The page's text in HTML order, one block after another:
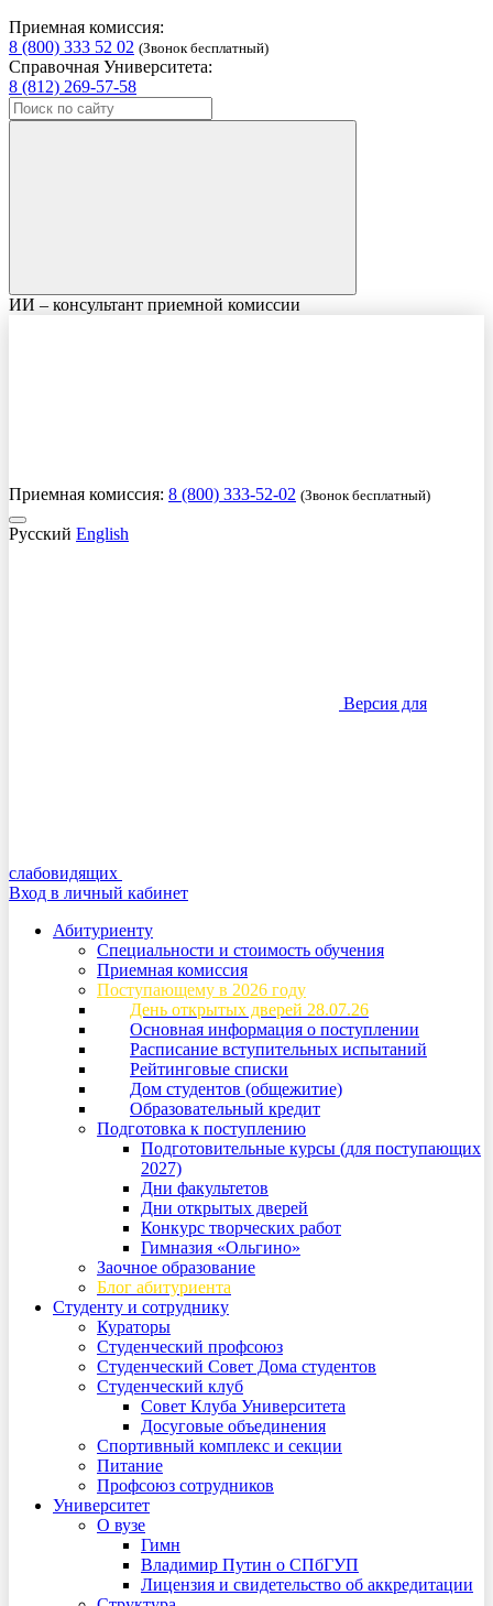
Приемная комиссия:
8 (800) 333 52 02 (Звонок бесплатный)
Справочная Университета:
8 (812) 269-57-58
ИИ – консультант приемной комиссии
Приемная комиссия: 8 (800) 333-52-02 (Звонок бесплатный)
Русский English
Версия для
слабовидящих
Вход в личный кабинет
Абитуриенту
Специальности и стоимость обучения
Приемная комиссия
Поступающему в 2026 году
День открытых дверей 28.07.26
Основная информация о поступлении
Расписание вступительных испытаний
Рейтинговые списки
Дом студентов (общежитие)
Образовательный кредит
Подготовка к поступлению
Подготовительные курсы (для поступающих
2027)
Дни факультетов
Дни открытых дверей
Конкурс творческих работ
Гимназия «Ольгино»
Заочное образование
Блог абитуриента
Студенту и сотруднику
Кураторы
Студенческий профсоюз
Студенческий Совет Дома студентов
Студенческий клуб
Совет Клуба Университета
Досуговые объединения
Спортивный комплекс и секции
Питание
Профсоюз сотрудников
Университет
О вузе
Гимн
Владимир Путин о СПбГУП
Лицензия и свидетельство об аккредитации